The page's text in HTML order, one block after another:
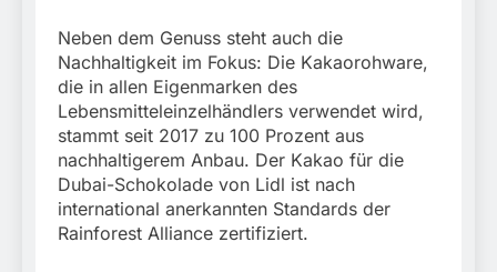
Neben dem Genuss steht auch die
Nachhaltigkeit im Fokus: Die Kakaorohware,
die in allen Eigenmarken des
Lebensmitteleinzelhändlers verwendet wird,
stammt seit 2017 zu 100 Prozent aus
nachhaltigerem Anbau. Der Kakao für die
Dubai-Schokolade von Lidl ist nach
international anerkannten Standards der
Rainforest Alliance zertifiziert.